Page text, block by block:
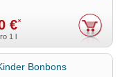
€*
1 l
Bonbons